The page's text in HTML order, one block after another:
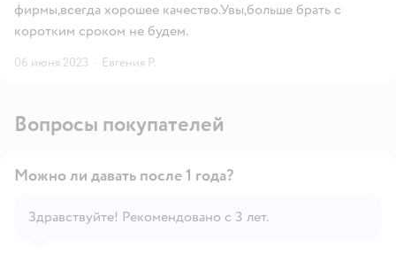
фирмы,всегда хорошее качество.Увы,больше брать с
коротким сроком не будем.
06 июня 2023 · Евгения Р.
Вопросы покупателей
Открыть вопрос
Можно ли давать после 1 года?
Здравствуйте! Рекомендовано с 3 лет.